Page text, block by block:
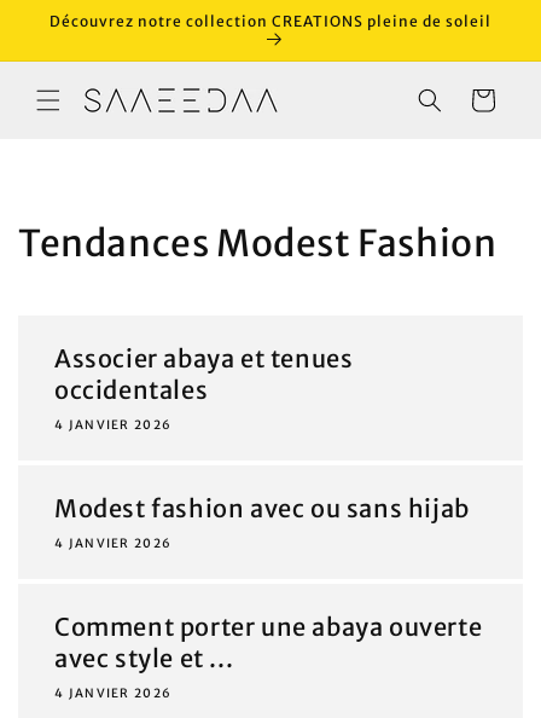
passer
contenu
Découvrez notre collection CREATIONS pleine de soleil
Panier
Tendances Modest Fashion
Associer abaya et tenues
occidentales
4 JANVIER 2026
Modest fashion avec ou sans hijab
4 JANVIER 2026
Comment porter une abaya ouverte
avec style et ...
4 JANVIER 2026